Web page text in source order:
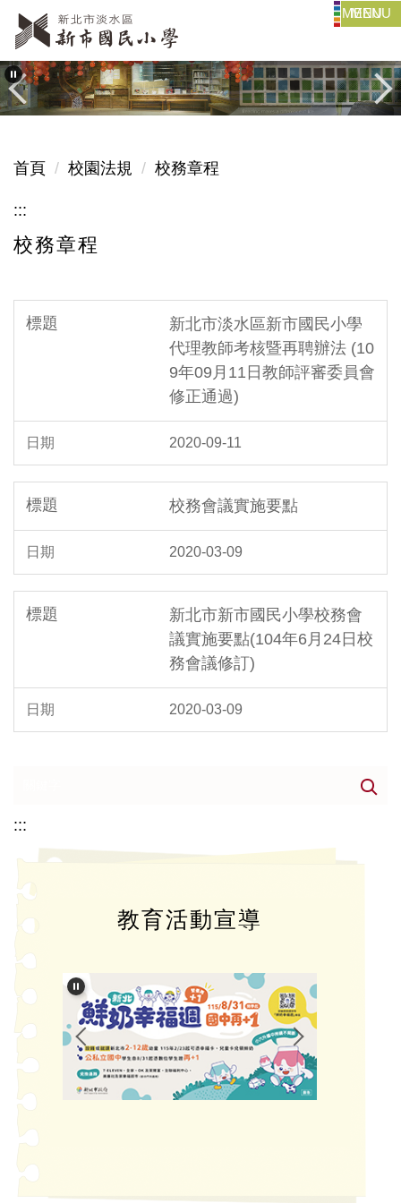
跳
到
主
要
內
區
MENU
首頁 校園法規 校務章程
:::
校務章程
新北市淡水區新市國民小學
代理教師考核暨再聘辦法 (10
9年09月11日教師評審委員會
修正通過)
2020-09-11
校務會議實施要點
2020-03-09
新北市新市國民小學校務會
議實施要點(104年6月24日校
務會議修訂)
2020-03-09
:::
教育活動宣導